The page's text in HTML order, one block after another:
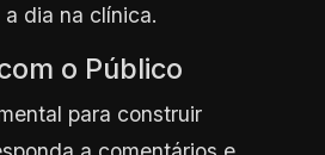
dia na clínica.
o Público
para construir